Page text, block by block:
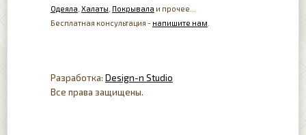
Одеяла Халаты Покрывала и прочее...
Бесплатная консультация - напишите нам
Разработка: Design-n Studio
Все права защищены.